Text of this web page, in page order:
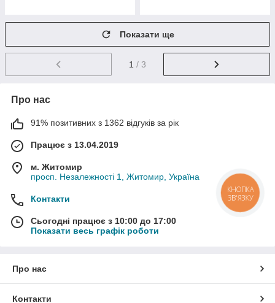
Показати ще
1 / 3
Про нас
91% позитивних з 1362 відгуків за рік
Працює з 13.04.2019
м. Житомир
просп. Незалежності 1, Житомир, Україна
Контакти
Сьогодні працює з 10:00 до 17:00
Показати весь графік роботи
Про нас
Контакти
КНОПКА
ЗВ'ЯЗКУ